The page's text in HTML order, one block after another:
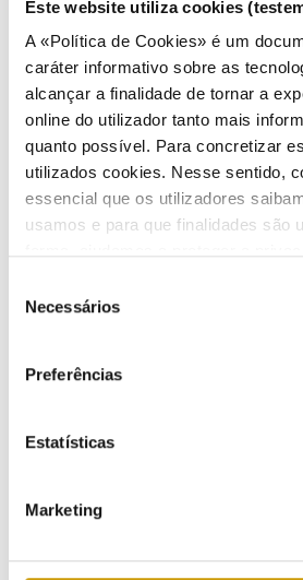
Este website utiliza cookies
A «Política de Cookies» é um
caráter informativo sobre as
alcançar a finalidade de tornar a
online do utilizador tanto mais
quanto possível. Para concretizar
utilizados cookies. Nesse sentido,
essencial que os utilizadores
usamos e para que finalidades são
simples possível de usar. Para
sobre como são tratados os seus
consulte a nossa
Necessários
Preferências
Estatísticas
Marketing
ERSE anuncia vencedor do Prémio
Regulação 2010 em cerimónia
07/06/2010
50% em Abril
Nota explicativa sobre os dados